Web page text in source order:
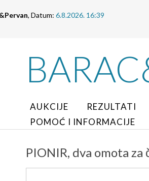
, Datum: 6.8.2026. 16:39
AUKCIJE
REZULTATI
POMOĆ I INFORMACIJE
PIONIR, dva omota za